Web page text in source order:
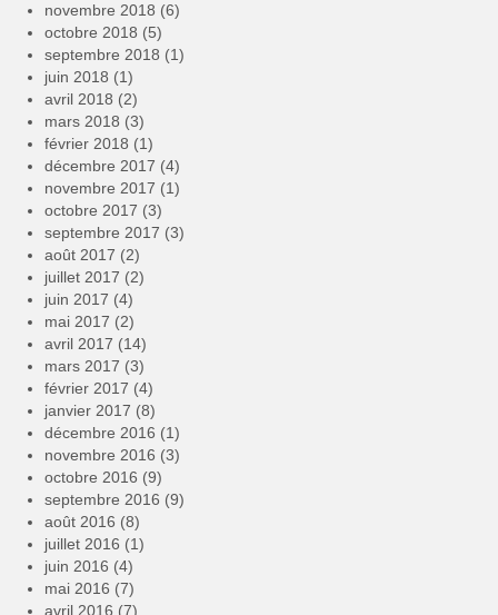
novembre 2018 (6)
octobre 2018 (5)
septembre 2018 (1)
juin 2018 (1)
avril 2018 (2)
mars 2018 (3)
février 2018 (1)
décembre 2017 (4)
novembre 2017 (1)
octobre 2017 (3)
septembre 2017 (3)
août 2017 (2)
juillet 2017 (2)
juin 2017 (4)
mai 2017 (2)
avril 2017 (14)
mars 2017 (3)
février 2017 (4)
janvier 2017 (8)
décembre 2016 (1)
novembre 2016 (3)
octobre 2016 (9)
septembre 2016 (9)
août 2016 (8)
juillet 2016 (1)
juin 2016 (4)
mai 2016 (7)
avril 2016 (7)